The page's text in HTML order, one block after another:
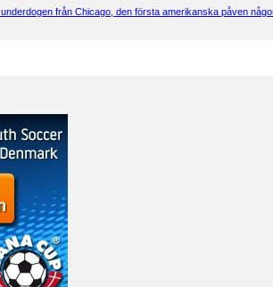
från Chicago, den första amerikanska påven